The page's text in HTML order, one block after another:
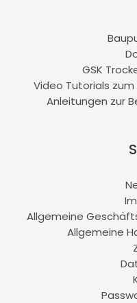
GSK
Video Tutorials
Anleitungen zur
Allgemeine
Allgemeine